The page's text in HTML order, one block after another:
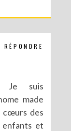
RÉPONDRE
Je suis
made
cœurs des
enfants et